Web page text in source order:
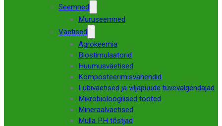
Seemned
Muruseemned
Väetised
Agrokeemia
Biostimulaatorid
Huumusväetised
Komposteerimisvahendid
Lubiväetised ja viljapuude tüvevalgendajad
Mikrobioloogilised tooted
Mineraalväetised
Mulla PH tõstjad